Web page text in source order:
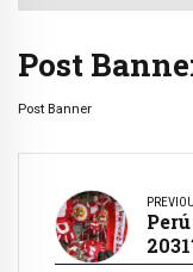
Post
Post Banner